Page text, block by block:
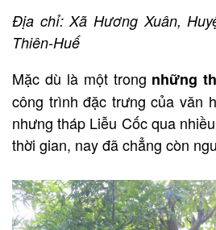
Địa chỉ: Xã Hương Xuân,
Thiên-Huế
Mặc dù là một trong những
công trình đặc trưng của văn
nhưng tháp Liễu Cốc qua
thời gian, nay đã chẳng còn